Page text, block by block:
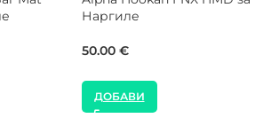
MOZE Shisha Glow in the Dark
Наргиле
ДОБАВИ